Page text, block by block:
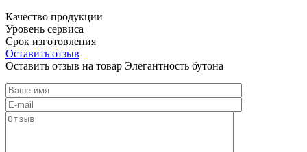
Качество продукции
Уровень сервиса
Срок изготовления
Оставить отзыв
Оставить отзыв на товар Элегантность бутона